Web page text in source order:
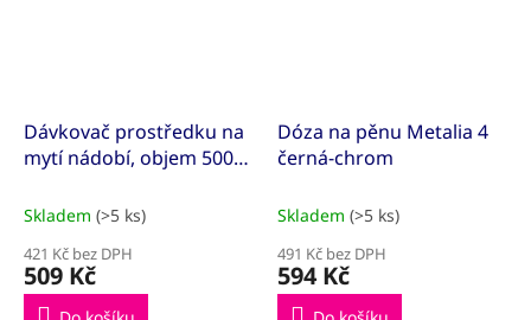
Dávkovač prostředku na
mytí nádobí, objem 500
Skladem (>5 ks)
421 Kč bez DPH
509 Kč
Dóza na pěnu Metalia 4
černá-chrom
Skladem (>5 ks)
491 Kč bez DPH
594 Kč